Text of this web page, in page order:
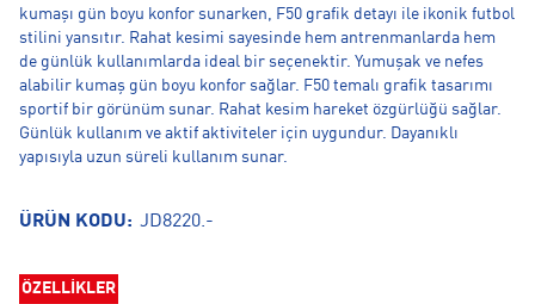
kumaşı gün boyu konfor sunarken, F50 grafik detayı ile ikonik futbol
stilini yansıtır. Rahat kesimi sayesinde hem antrenmanlarda hem
de günlük kullanımlarda ideal bir seçenektir. Yumuşak ve nefes
alabilir kumaş gün boyu konfor sağlar. F50 temalı grafik tasarımı
sportif bir görünüm sunar. Rahat kesim hareket özgürlüğü sağlar.
Günlük kullanım ve aktif aktiviteler için uygundur. Dayanıklı
yapısıyla uzun süreli kullanım sunar.
ÜRÜN KODU: JD8220.-
ÖZELLİKLER